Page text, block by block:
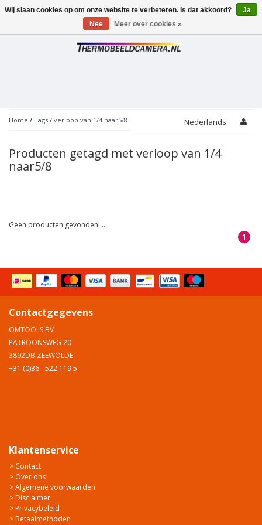
Toggle
Home / Tags / verloop van 1/4 naar5/8 Nederlands
Producten getagd met verloop van 1/4
naar5/8
Geen producten gevonden!...
1
Contactgegevens
OMTOOLS BV
PATROONSWEG 20
3892DB ZEEWOLDE
+31 (0)36 - 522 119 5
Klantenservice
> Contact
> Over ons
> Algemene voorwaarden
> Disclaimer
> Privacybeleid
> Betaalmethoden
Wij slaan cookies op om onze website te verbeteren. Is dat akkoord?
Ja
Nee
Meer over cookies »